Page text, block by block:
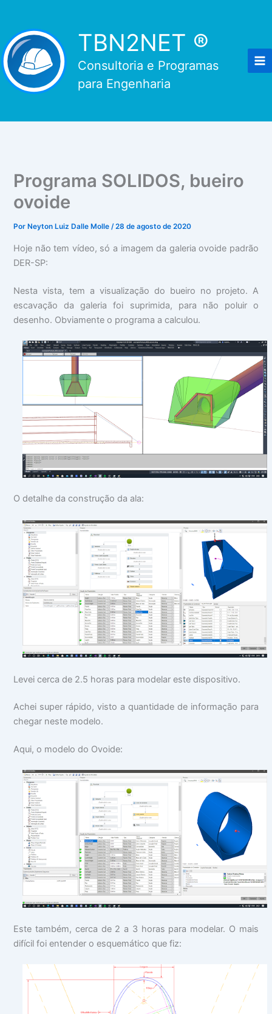
conteúdo
TBN2NET ®
Consultoria e Programas
para Engenharia
Programa SOLIDOS, bueiro
ovoide
Por Neyton Luiz Dalle Molle/28 de agosto de 2020
Hoje não tem vídeo, só a imagem da galeria ovoide padrão
DER-SP:
Nesta vista, tem a visualização do bueiro no projeto. A
escavação da galeria foi suprimida, para não poluir o
desenho. Obviamente o programa a calculou.
O detalhe da construção da ala:
Levei cerca de 2.5 horas para modelar este dispositivo.
Achei super rápido, visto a quantidade de informação para
chegar neste modelo.
Aqui, o modelo do Ovoide:
Este também, cerca de 2 a 3 horas para modelar. O mais
difícil foi entender o esquemático que fiz: